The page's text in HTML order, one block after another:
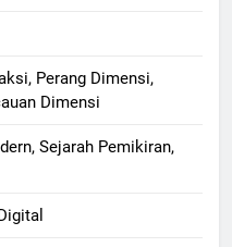
Perang Dimensi,
Dimensi
Sejarah Pemikiran,